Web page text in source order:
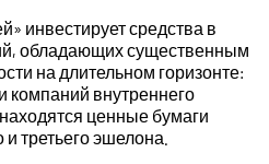
инвестирует средства в
обладающих существенным
на длительном горизонте:
компаний внутреннего
ценные бумаги
третьего эшелона.